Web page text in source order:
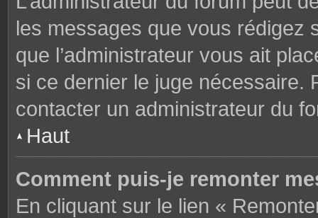
les messages que vous rédigez
que l’administrateur vous ait
si ce dernier le juge nécessaire.
contacter un administrateur du
Haut
Comment puis-je remonter
En cliquant sur le lien «